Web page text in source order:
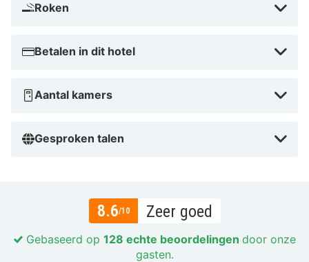
Roken
Betalen in dit hotel
Aantal kamers
Gesproken talen
8.6/10 Zeer goed
Gebaseerd op 128 echte beoordelingen door onze
gasten.